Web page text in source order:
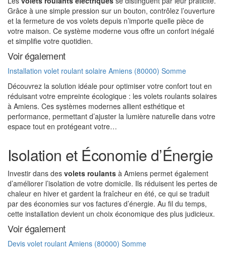
Grâce à une simple pression sur un bouton, contrôlez l’ouverture
et la fermeture de vos volets depuis n’importe quelle pièce de
votre maison. Ce système moderne vous offre un confort inégalé
et simplifie votre quotidien.
Voir également
Installation volet roulant solaire Amiens (80000) Somme
Découvrez la solution idéale pour optimiser votre confort tout en
réduisant votre empreinte écologique : les volets roulants solaires
à Amiens. Ces systèmes modernes allient esthétique et
performance, permettant d’ajuster la lumière naturelle dans votre
espace tout en protégeant votre…
Isolation et Économie d’Énergie
Investir dans des volets roulants à Amiens permet également
d’améliorer l’isolation de votre domicile. Ils réduisent les pertes de
chaleur en hiver et gardent la fraîcheur en été, ce qui se traduit
par des économies sur vos factures d’énergie. Au fil du temps,
cette installation devient un choix économique des plus judicieux.
Voir également
Devis volet roulant Amiens (80000) Somme